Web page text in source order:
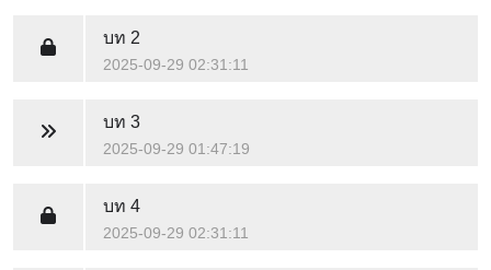
บท 2
2025-09-29 02:31:11
บท 3
2025-09-29 01:47:19
บท 4
2025-09-29 02:31:11